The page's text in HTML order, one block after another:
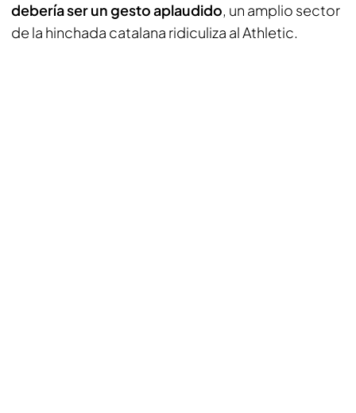
debería ser un gesto aplaudido, un amplio sector
de la hinchada catalana ridiculiza al Athletic.